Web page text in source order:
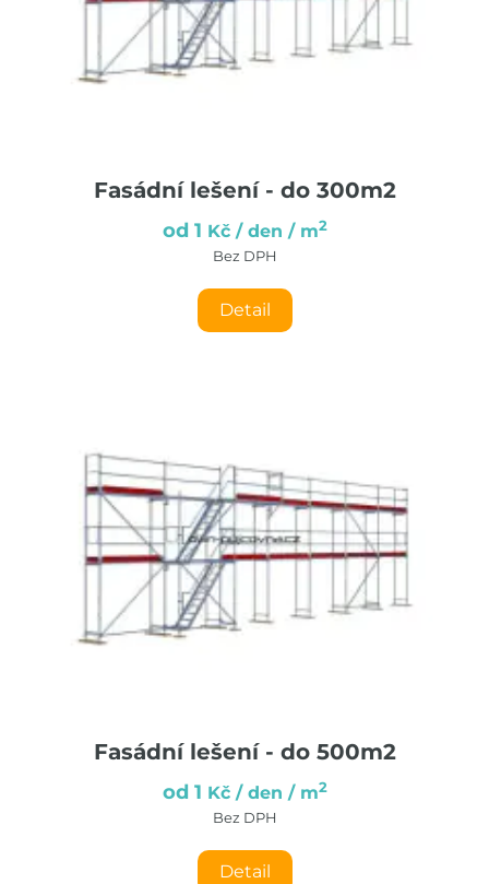
Fasádní lešení - do 300m2
od 1 Kč / den / m2
Bez DPH
Detail
Fasádní lešení - do 500m2
od 1 Kč / den / m2
Bez DPH
Detail